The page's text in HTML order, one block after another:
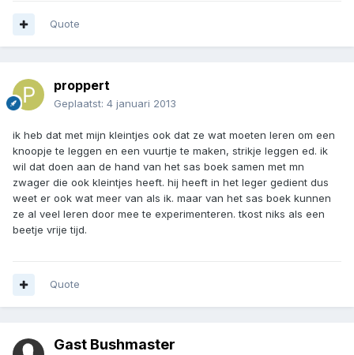
Quote
proppert
Geplaatst: 4 januari 2013
ik heb dat met mijn kleintjes ook dat ze wat moeten leren om een
knoopje te leggen en een vuurtje te maken, strikje leggen ed. ik
wil dat doen aan de hand van het sas boek samen met mn
zwager die ook kleintjes heeft. hij heeft in het leger gedient dus
weet er ook wat meer van als ik. maar van het sas boek kunnen
ze al veel leren door mee te experimenteren. tkost niks als een
beetje vrije tijd.
Quote
Gast Bushmaster